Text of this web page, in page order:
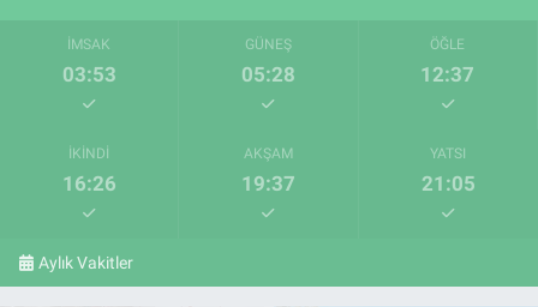
İMSAK
03:53
GÜNEŞ
05:28
ÖĞLE
12:37
İKINDI
16:26
AKŞAM
19:37
YATSI
21:05
Aylık Vakitler